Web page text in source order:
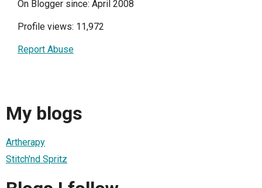
On Blogger since: April 2008
Profile views: 11,972
Report Abuse
My blogs
Artherapy
Stitch'nd Spritz